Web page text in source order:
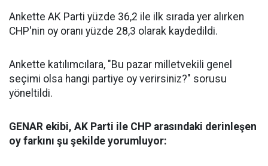
Ankette AK Parti yüzde 36,2 ile ilk sırada yer alırken
CHP'nin oy oranı yüzde 28,3 olarak kaydedildi.
Ankette katılımcılara, "Bu pazar milletvekili genel
seçimi olsa hangi partiye oy verirsiniz?" sorusu
yöneltildi.
GENAR ekibi, AK Parti ile CHP arasındaki derinleşen
oy farkını şu şekilde yorumluyor: